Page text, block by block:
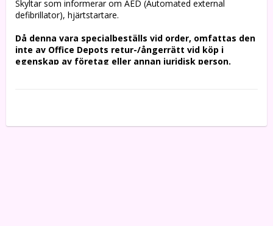
Skyltar som informerar om AED (Automated external
defibrillator), hjärtstartare.
Då denna vara specialbeställs vid order, omfattas den
inte av Office Depots retur-/ångerrätt vid köp i
egenskap av företag eller annan juridisk person.